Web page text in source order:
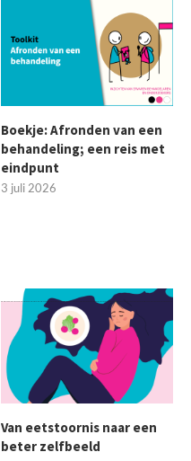
Boekje: Afronden van een
behandeling; een reis met
eindpunt
3 juli 2026
Van eetstoornis naar een
beter zelfbeeld